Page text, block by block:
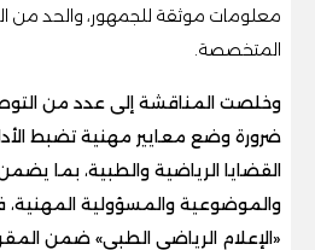
معلومات موثقة للجمهور، والحد من
المتخصصة.
وخلصت المناقشة إلى عدد من
ضرورة وضع معايير مهنية تضبط
القضايا الرياضية والطبية، بما يضمن
والموضوعية والمسؤولية المهنية،
«الإعلام الرياضي الطبي» ضمن